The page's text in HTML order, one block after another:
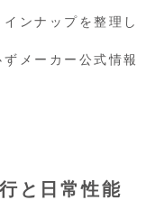
ンナップを整理し
メーカー公式情報
と日常性能